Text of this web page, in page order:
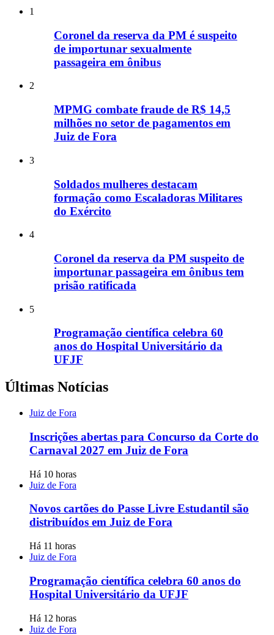
1
Coronel da reserva da PM é suspeito
de importunar sexualmente
passageira em ônibus
2
MPMG combate fraude de R$ 14,5
milhões no setor de pagamentos em
Juiz de Fora
3
Soldados mulheres destacam
formação como Escaladoras Militares
do Exército
4
Coronel da reserva da PM suspeito de
importunar passageira em ônibus tem
prisão ratificada
5
Programação científica celebra 60
anos do Hospital Universitário da
UFJF
Últimas Notícias
Juiz de Fora
Inscrições abertas para Concurso da Corte do
Carnaval 2027 em Juiz de Fora
Há 10 horas
Juiz de Fora
Novos cartões do Passe Livre Estudantil são
distribuídos em Juiz de Fora
Há 11 horas
Juiz de Fora
Programação científica celebra 60 anos do
Hospital Universitário da UFJF
Há 12 horas
Juiz de Fora